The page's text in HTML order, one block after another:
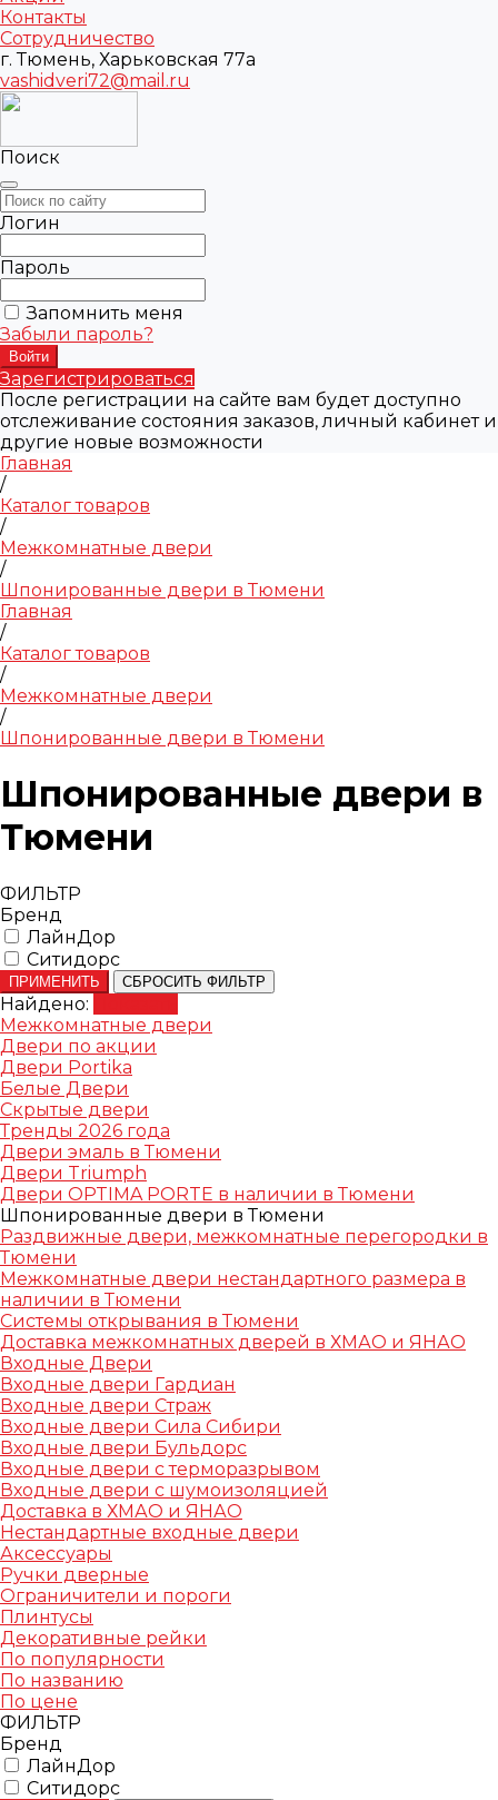
Контакты
Сотрудничество
г. Тюмень, Харьковская 77а
vashidveri72@mail.ru
Поиск
Логин
Пароль
Запомнить меня
Забыли пароль?
Зарегистрироваться
После регистрации на сайте вам будет доступно
отслеживание состояния заказов, личный кабинет и
другие новые возможности
Главная
/
Каталог товаров
/
Межкомнатные двери
/
Шпонированные двери в Тюмени
Главная
/
Каталог товаров
/
Межкомнатные двери
/
Шпонированные двери в Тюмени
Шпонированные двери в
Тюмени
ФИЛЬТР
Бренд
ЛайнДор
Ситидорс
ПРИМЕНИТЬ СБРОСИТЬ ФИЛЬТР
Найдено:
Межкомнатные двери
Двери по акции
Двери Portika
Белые Двери
Скрытые двери
Тренды 2026 года
Двери эмаль в Тюмени
Двери Triumph
Двери OPTIMA PORTE в наличии в Тюмени
Шпонированные двери в Тюмени
Раздвижные двери, межкомнатные перегородки в
Тюмени
Межкомнатные двери нестандартного размера в
наличии в Тюмени
Системы открывания в Тюмени
Доставка межкомнатных дверей в ХМАО и ЯНАО
Входные Двери
Входные двери Гардиан
Входные двери Страж
Входные двери Сила Сибири
Входные двери Бульдорс
Входные двери с терморазрывом
Входные двери с шумоизоляцией
Доставка в ХМАО и ЯНАО
Нестандартные входные двери
Аксессуары
Ручки дверные
Ограничители и пороги
Плинтусы
Декоративные рейки
По популярности
По названию
По цене
ФИЛЬТР
Бренд
ЛайнДор
Ситидорс